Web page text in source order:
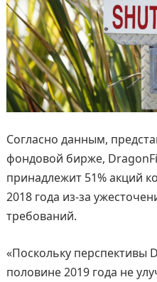
Согласно данным,
фондовой бирже,
принадлежит 51% акций
2018 года из-за
требований.
«Поскольку перспективы
половине 2019 года не